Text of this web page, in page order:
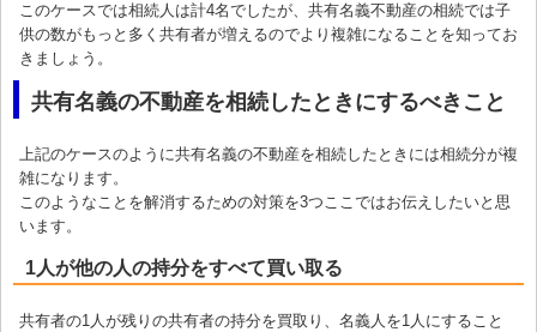
このケースでは相続人は計4名でしたが、共有名義不動産の相続では子
供の数がもっと多く共有者が増えるのでより複雑になることを知ってお
きましょう。
共有名義の不動産を相続したときにするべきこと
上記のケースのように共有名義の不動産を相続したときには相続分が複
雑になります。
このようなことを解消するための対策を3つここではお伝えしたいと思
います。
1人が他の人の持分をすべて買い取る
共有者の1人が残りの共有者の持分を買取り、名義人を1人にすること